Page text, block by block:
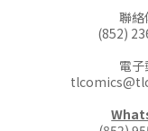
聯絡
(852)
電子